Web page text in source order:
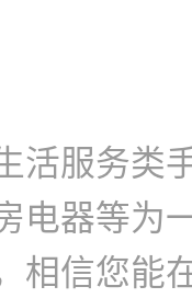
活服务类
电器等为
相信您能